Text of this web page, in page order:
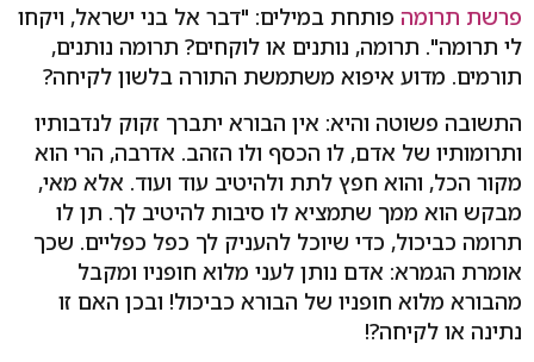
פרשת תרומה פותחת במילים: "דבר אל בני ישראל, ויקחו
לי תרומה". תרומה, נותנים או לוקחים? תרומה נותנים,
תורמים. מדוע איפוא משתמשת התורה בלשון לקיחה?
התשובה פשוטה והיא: אין הבורא יתברך זקוק לנדבותיו
ותרומותיו של אדם, לו הכסף ולו הזהב. אדרבה, הרי הוא
מקור הכל, והוא חפץ לתת ולהיטיב עוד ועוד. אלא מאי,
מבקש הוא ממך שתמציא לו סיבות להיטיב לך. תן לו
תרומה כביכול, כדי שיוכל להעניק לך כפל כפליים. שכך
אומרת הגמרא: אדם נותן לעני מלוא חופניו ומקבל
מהבורא מלוא חופניו של הבורא כביכול! ובכן האם זו
נתינה או לקיחה?!